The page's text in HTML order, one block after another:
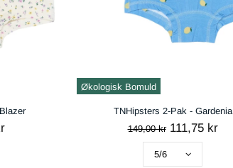
Økologisk Bomuld
TNHipsters 2-Pak - Gardenia
149,00 kr 111,75 kr